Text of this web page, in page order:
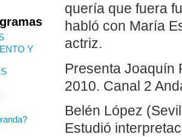
quería que fuera
habló con María
actriz.
Presenta Joaquín
2010. Canal 2
Belén López
Estudió
Y